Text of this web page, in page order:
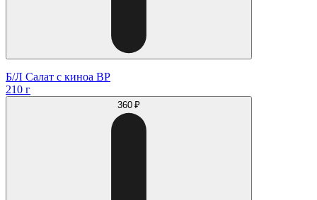
Б/Л Салат с киноа ВР
210 г
360 ₽